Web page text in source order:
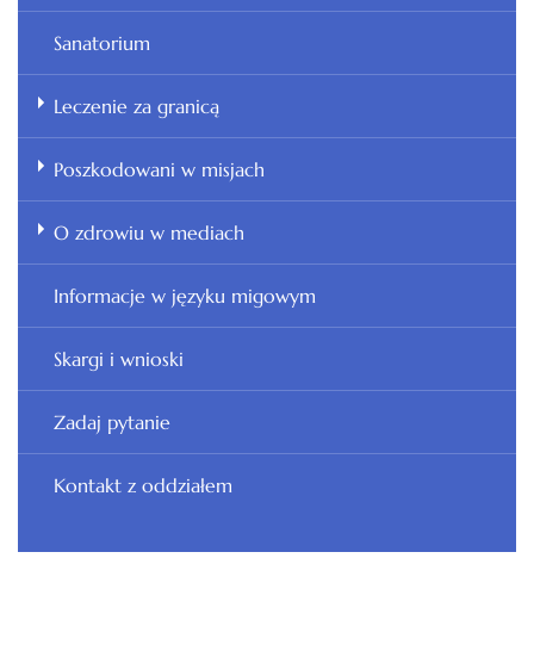
Sanatorium
Leczenie za granicą
Poszkodowani w misjach
O zdrowiu w mediach
Informacje w języku migowym
Skargi i wnioski
Zadaj pytanie
Kontakt z oddziałem